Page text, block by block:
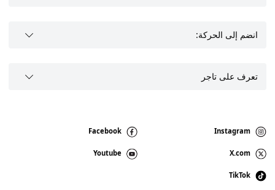
انضم إلى الحركة:
تعرف على تاجر
Instagram
Facebook
X.com
Youtube
TikTok